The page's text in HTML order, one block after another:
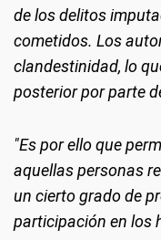
de los delitos
cometidos. Los
clandestinidad, lo
posterior por parte
"Es por ello que
aquellas personas
un cierto grado de
participación en los